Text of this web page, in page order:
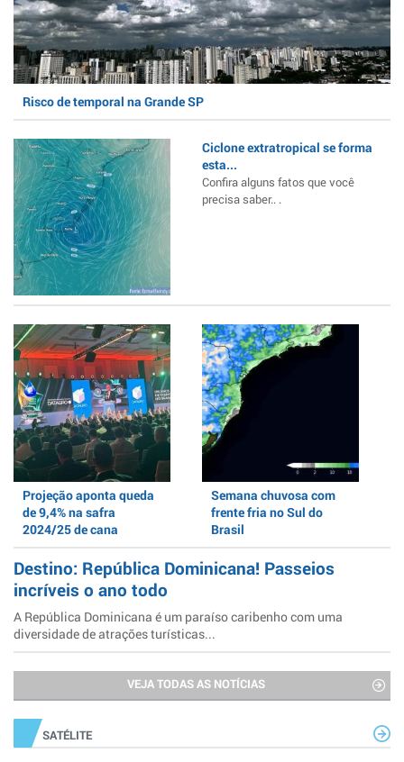
Risco de temporal na Grande SP
Ciclone extratropical se forma
esta...
Confira alguns fatos que você
precisa saber.. .
Projeção aponta queda
de 9,4% na safra
2024/25 de cana
Semana chuvosa com
frente fria no Sul do
Brasil
Destino: República Dominicana! Passeios
incríveis o ano todo
A República Dominicana é um paraíso caribenho com uma
diversidade de atrações turísticas...
VEJA TODAS AS NOTÍCIAS
SATÉLITE